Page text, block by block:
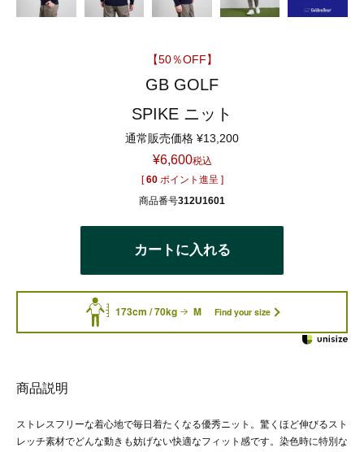
【50％OFF】
GB GOLF
SPIKE ニット
通常販売価格 ¥13,200
¥6,600税込
[ 60 ポイント進呈 ]
商品番号312U1601
カートに入れる
173cm / 70kg M Find your size
商品説明
ストレスフリーな着心地で毎日着たくなる優秀ニット。驚くほど伸びるスト
レッチ素材でどんな動きも妨げない快適なフィット感です。染色時に特別な